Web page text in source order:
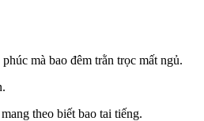
mà bao đêm trằn trọc mất ngủ.
theo biết bao tai tiếng.